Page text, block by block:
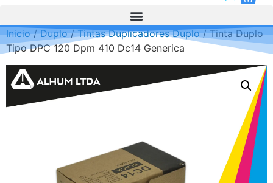
Inicio/Duplo/Tintas Duplicadores Duplo/ Tinta Duplo
Tipo DPC 120 Dpm 410 Dc14 Generica